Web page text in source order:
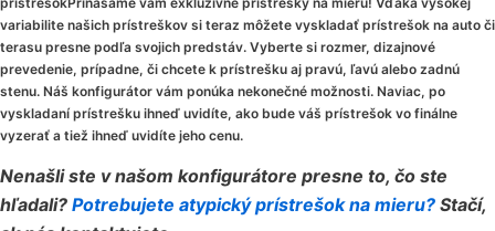
variabilite našich prístreškov si teraz môžete vyskladať prístrešok na auto či
terasu presne podľa svojich predstáv. Vyberte si rozmer, dizajnové
prevedenie, prípadne, či chcete k prístrešku aj pravú, ľavú alebo zadnú
stenu. Náš konfigurátor vám ponúka nekonečné možnosti. Naviac, po
vyskladaní prístrešku ihneď uvidíte, ako bude váš prístrešok vo finálne
vyzerať a tiež ihneď uvidíte jeho cenu.
Nenašli ste v našom konfigurátore presne to, čo ste
hľadali? Potrebujete atypický prístrešok na mieru? Stačí,